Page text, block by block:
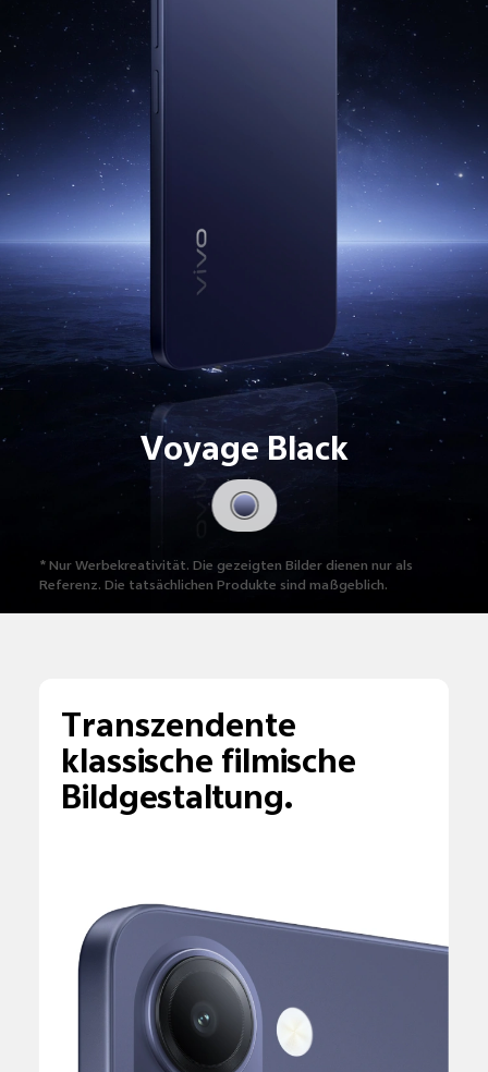
Voyage Black
* Nur Werbekreativität. Die gezeigten Bilderdienen nur als
Referenz. Die tatsächlichenProdukte sind maßgeblich.
Transzendente
klassische filmische
Bildgestaltung.